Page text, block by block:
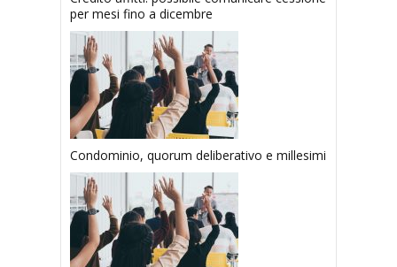
per mesi fino a dicembre
Condominio, quorum deliberativo e millesimi